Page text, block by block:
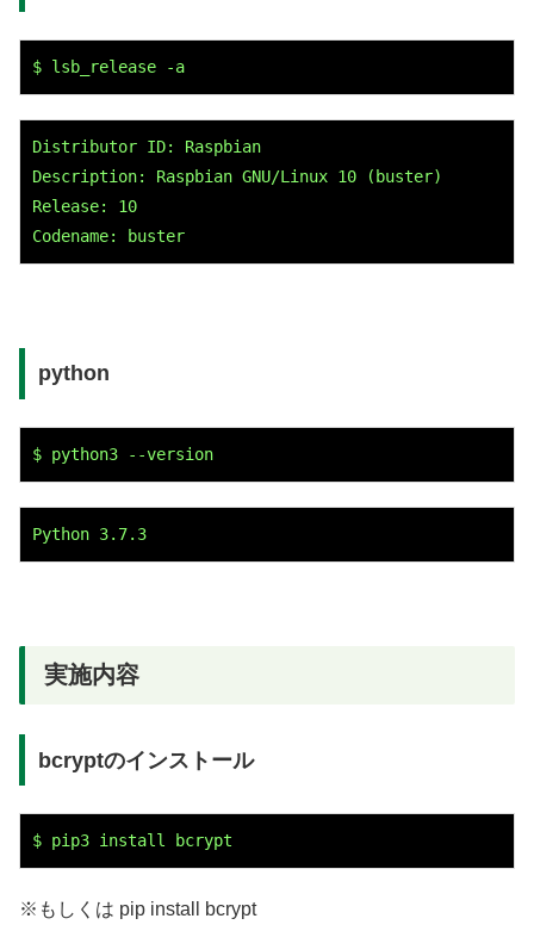
$ lsb_release -a
Distributor ID: Raspbian
Description: Raspbian GNU/Linux 10 (buster)
Release: 10
Codename: buster
python
$ python3 --version
Python 3.7.3
実施内容
bcryptのインストール
$ pip3 install bcrypt
※もしくは pip install bcrypt